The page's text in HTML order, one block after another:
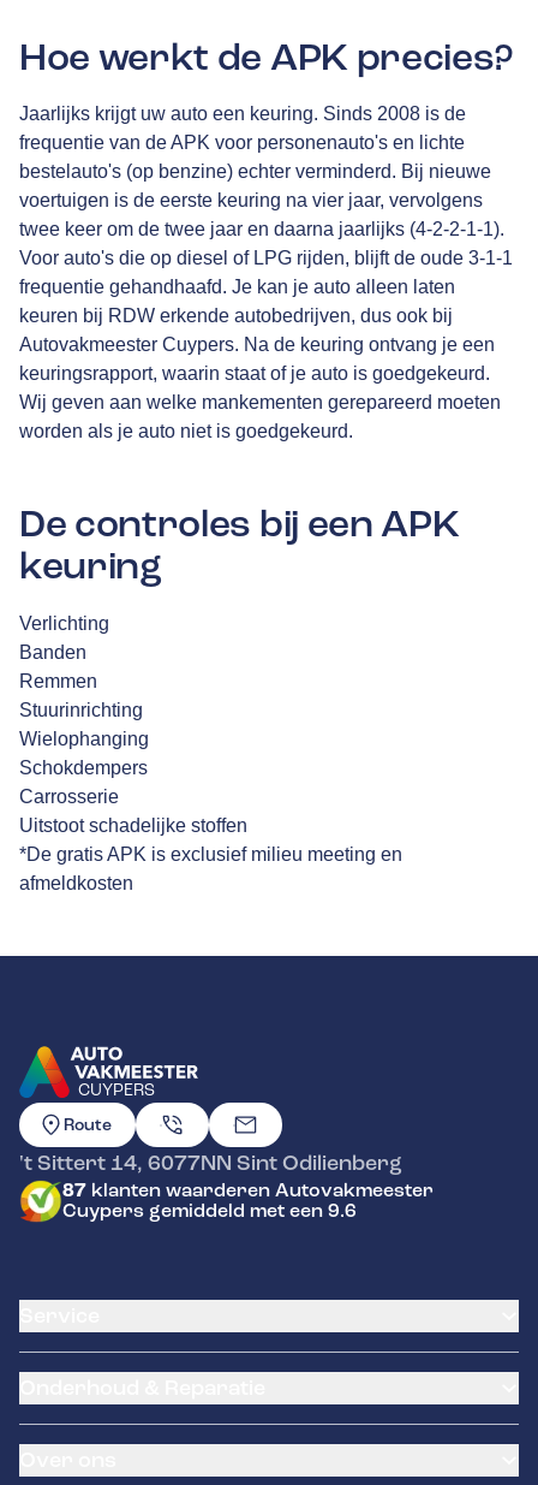
Hoe werkt de APK precies?
Jaarlijks krijgt uw auto een keuring. Sinds 2008 is de
frequentie van de APK voor personenauto's en lichte
bestelauto's (op benzine) echter verminderd. Bij nieuwe
voertuigen is de eerste keuring na vier jaar, vervolgens
twee keer om de twee jaar en daarna jaarlijks (4-2-2-1-1).
Voor auto's die op diesel of LPG rijden, blijft de oude 3-1-1
frequentie gehandhaafd. Je kan je auto alleen laten
keuren bij RDW erkende autobedrijven, dus ook bij
Autovakmeester Cuypers. Na de keuring ontvang je een
keuringsrapport, waarin staat of je auto is goedgekeurd.
Wij geven aan welke mankementen gerepareerd moeten
worden als je auto niet is goedgekeurd.
De controles bij een APK
keuring
Verlichting
Banden
Remmen
Stuurinrichting
Wielophanging
Schokdempers
Carrosserie
Uitstoot schadelijke stoffen
*De gratis APK is exclusief milieu meeting en
afmeldkosten
CUYPERS
GA NAAR DE HOMEPAGINA
Route
't Sittert 14, 6077NN Sint Odilienberg
87 klanten waarderen Autovakmeester
Cuypers gemiddeld met een 9.6
Banden service
Pechhulp